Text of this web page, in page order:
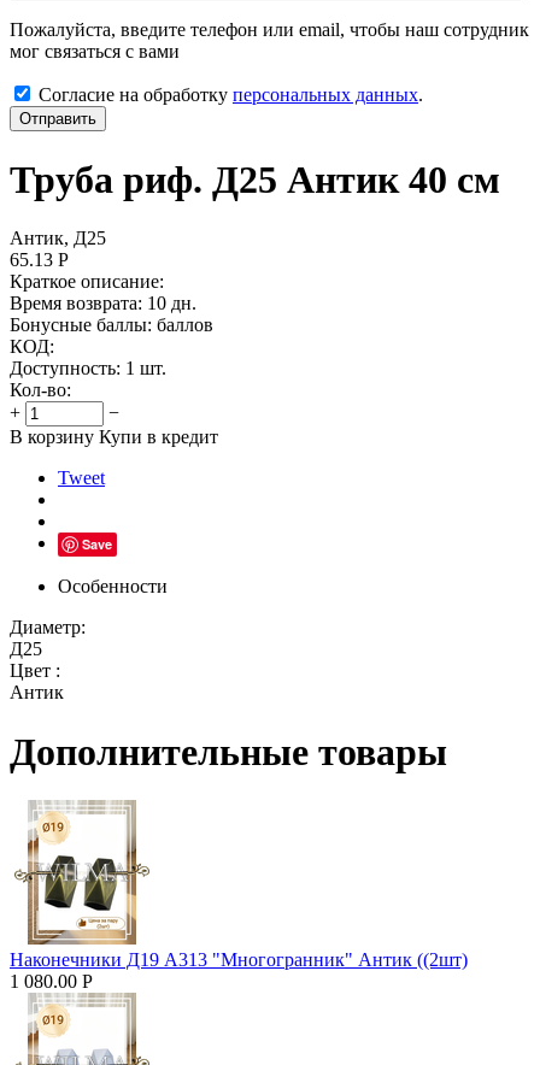
Пожалуйста, введите телефон или email, чтобы наш сотрудник
мог связаться с вами
Согласие на обработку персональных данных.
Отправить
Труба риф. Д25 Антик 40 см
Антик, Д25
65.13 Р
Краткое описание:
Время возврата: 10 дн.
Бонусные баллы: баллов
КОД:
Доступность: 1 шт.
Кол-во:
+
−
В корзину Купи в кредит
Tweet
Save
Особенности
Диаметр:
Д25
Цвет :
Антик
Дополнительные товары
Наконечники Д19 А313 "Многогранник" Антик ((2шт)
1 080.00 Р